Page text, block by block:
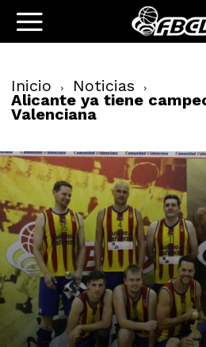
Inicio Noticias
Alicante ya tiene
Valenciana